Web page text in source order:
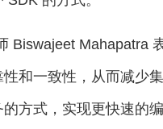
Biswajeet Mahapatra
和一致性，从而减少
方式，实现更快速的